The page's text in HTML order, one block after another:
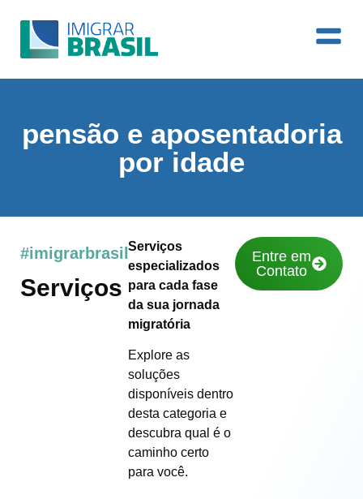
pensão e aposentadoria
por idade
#imigrarbrasil
Serviços
Serviços
especializados
para cada fase
da sua jornada
migratória
Explore as
soluções
disponíveis dentro
desta categoria e
descubra qual é o
caminho certo
para você.
Entre em
Contato